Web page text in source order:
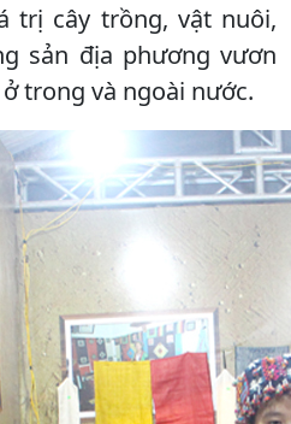
trị cây trồng, vật nuôi,
sản địa phương vươn
trong và ngoài nước.